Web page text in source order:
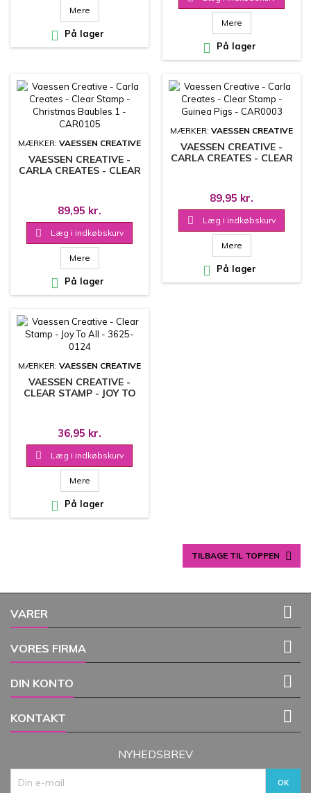
Mere
 På lager
Mere
 På lager
MÆRKER: VAESSEN CREATIVE
VAESSEN CREATIVE -
CARLA CREATES - CLEAR
89,95 kr.
 Læg i indkøbskurv
Mere
 På lager
MÆRKER: VAESSEN CREATIVE
VAESSEN CREATIVE -
CARLA CREATES - CLEAR
89,95 kr.
 Læg i indkøbskurv
Mere
 På lager
MÆRKER: VAESSEN CREATIVE
VAESSEN CREATIVE -
CLEAR STAMP - JOY TO
36,95 kr.
 Læg i indkøbskurv
Mere
 På lager
TILBAGE TIL TOPPEN 
VARER 
VORES FIRMA 
DIN KONTO 
KONTAKT 
NYHEDSBREV